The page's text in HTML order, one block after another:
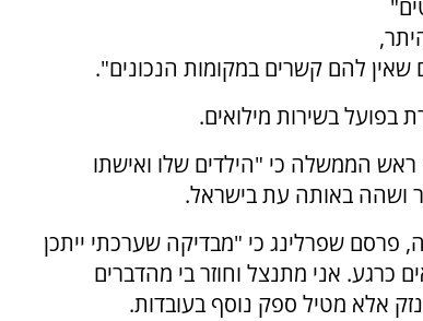
להם קשרים במקומות הנכונים".
בפועל בשירות מילואים.
ראש הממשלה כי "הילדים שלו ואישתו
ושהה באותה עת בישראל.
שפרלינג כי "מבדיקה שערכתי ייתכן
כרגע. אני מתנצל וחוזר בי מהדברים
אלא מטיל ספק נוסף בעובדות.